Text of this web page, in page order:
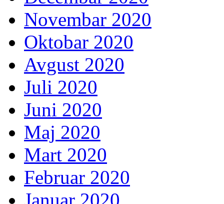
Novembar 2020
Oktobar 2020
Avgust 2020
Juli 2020
Juni 2020
Maj 2020
Mart 2020
Februar 2020